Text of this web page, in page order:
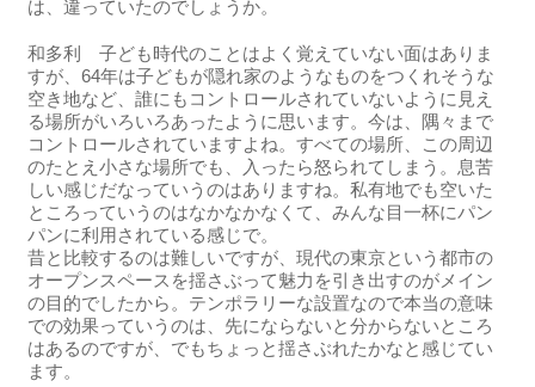
は、違っていたのでしょうか。
和多利 子ども時代のことはよく覚えていない面はありま
すが、64年は子どもが隠れ家のようなものをつくれそうな
空き地など、誰にもコントロールされていないように見え
る場所がいろいろあったように思います。今は、隅々まで
コントロールされていますよね。すべての場所、この周辺
のたとえ小さな場所でも、入ったら怒られてしまう。息苦
しい感じだなっていうのはありますね。私有地でも空いた
ところっていうのはなかなかなくて、みんな目一杯にパン
パンに利用されている感じで。
昔と比較するのは難しいですが、現代の東京という都市の
オープンスペースを揺さぶって魅力を引き出すのがメイン
の目的でしたから。テンポラリーな設置なので本当の意味
での効果っていうのは、先にならないと分からないところ
はあるのですが、でもちょっと揺さぶれたかなと感じてい
ます。